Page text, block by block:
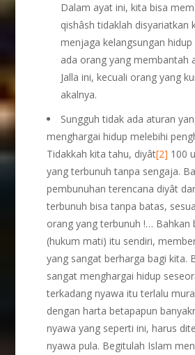
Dalam ayat ini, kita bisa
qishâsh tidaklah disyariatkan
menjaga kelangsungan
ada orang yang membantah
Jalla ini, kecuali orang yang
akalnya.
Sungguh tidak ada aturan
menghargai hidup melebihi
Tidakkah kita tahu, diyât[2] 100
yang terbunuh tanpa sengaja.
pembunuhan terencana diyât
terbunuh bisa tanpa batas,
orang yang terbunuh !… Bahkan
(hukum mati) itu sendiri,
yang sangat berharga bagi kita.
sangat menghargai hidup
terkadang nyawa itu terlalu
dengan harta betapapun
nyawa yang seperti ini, harus
nyawa pula. Begitulah Islam